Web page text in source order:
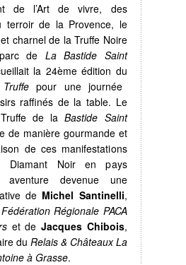
de l’Art de vivre, des
terroir de la Provence, le
charnel de la Truffe Noire
de La Bastide Saint
la 24ème édition du
pour une journée
raffinés de la table. Le
de laBastide Saint
de manière gourmande et
de ces manifestations
Diamant Noir en pays
aventure devenue une
de Michel Santinelli,
Régionale PACA
et de Jacques Chibois,
du Relais & Châteaux La
à Grasse.